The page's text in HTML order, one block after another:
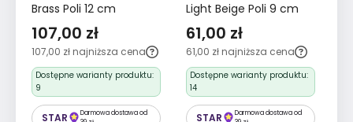
Brass Poli 12 cm
107,00 zł
107,00 zł najniższa cena
Dostępne warianty produktu:
9
STAR
Darmowa dostawa od
Light Beige Poli 9 cm
61,00 zł
61,00 zł najniższa cena
Dostępne warianty produktu:
14
STAR
Darmowa dostawa od